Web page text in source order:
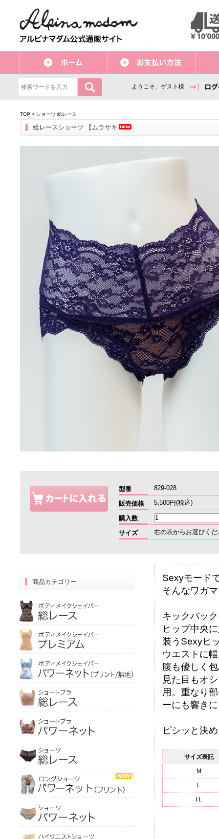
ようこそ、ゲスト様
商品カテゴリー
TOP > ショーツ 総レース
総レースショーツ 【ムラサキ
型番 829-028
販売価格 5,500円(税込)
購入数
サイズ
右の表からお選びくだ
Sexyモード
そんなワガ
キックバッ
ヒップ中央
装うSexyヒ
ウエストに
腹も優しく
見た目もオ
用。重なり
ーにも響き
ピシッと決
サイズ表記
M
L
LL